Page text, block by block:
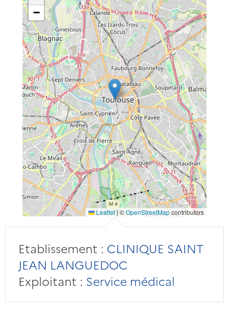
−
Leaflet | ©OpenStreetMapcontributors
Etablissement : CLINIQUE SAINT
JEAN LANGUEDOC
Exploitant : Service médical